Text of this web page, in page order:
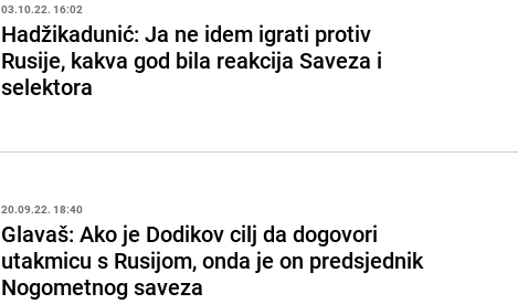
03.10.22. 16:02
Hadžikadunić: Ja ne idem igrati protiv
Rusije, kakva god bila reakcija Saveza i
selektora
20.09.22. 18:40
Glavaš: Ako je Dodikov cilj da dogovori
utakmicu s Rusijom, onda je on predsjednik
Nogometnog saveza